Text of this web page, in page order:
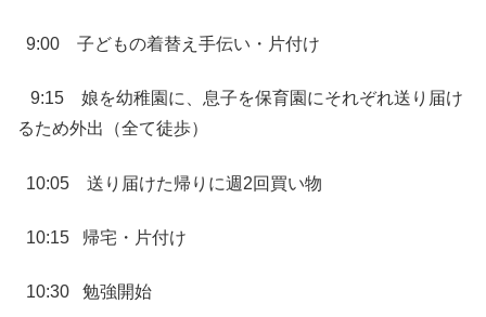
9:00 子どもの着替え手伝い・片付け
9:15 娘を幼稚園に、息子を保育園にそれぞれ送り届け
るため外出（全て徒歩）
10:05 送り届けた帰りに週2回買い物
10:15 帰宅・片付け
10:30 勉強開始